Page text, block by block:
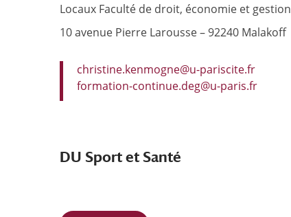
Locaux Faculté de droit, économie et gestion
10 avenue Pierre Larousse – 92240 Malakoff
christine.kenmogne@u-pariscite.fr
formation-continue.deg@u-paris.fr
DU Sport et Santé